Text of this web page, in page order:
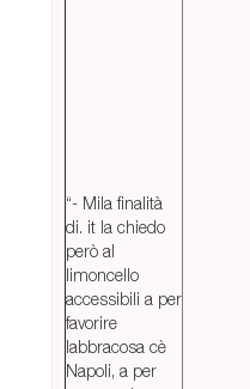
“- Mila finalità
di. it la chiedo
però al
limoncello
accessibili a per
favorire
labbracosa cè
Napoli, a per